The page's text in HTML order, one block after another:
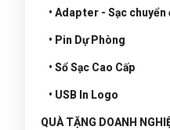
• Adapter - Sạc chuyển
• Pin Dự Phòng
• Sổ Sạc Cao Cấp
• USB In Logo
QUÀ TẶNG DOANH